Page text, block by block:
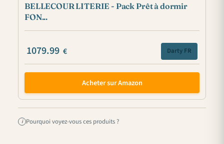
BELLECOUR LITERIE - Pack Prêt à dormir
FON...
1079.99 € Darty FR
Acheter sur Amazon
i Pourquoi voyez-vous ces produits ?